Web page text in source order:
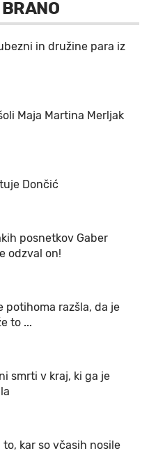
BRANO
in družine para iz
Maja Martina Merljak
Dončić
posnetkov Gaber
odzval on!
potihoma razšla, da je
to ...
smrti v kraj, ki ga je
kar so včasih nosile